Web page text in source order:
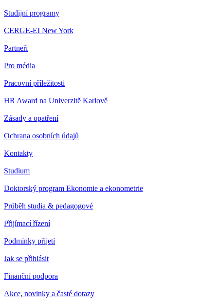
Studijní programy
CERGE-EI New York
Partneři
Pro média
Pracovní příležitosti
HR Award na Univerzitě Karlově
Zásady a opatření
Ochrana osobních údajů
Kontakty
Studium
Doktorský program Ekonomie a ekonometrie
Průběh studia & pedagogové
Přijímací řízení
Podmínky přijetí
Jak se přihlásit
Finanční podpora
Akce, novinky a časté dotazy